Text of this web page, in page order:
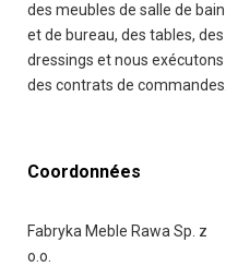
des meubles de salle de bain
et de bureau, des tables, des
dressings et nous exécutons
des contrats de commandes.
Coordonnées
Fabryka Meble Rawa Sp. z
o.o.